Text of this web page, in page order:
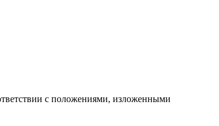
с положениями, изложенными